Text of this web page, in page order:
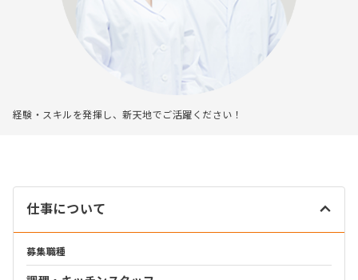
経験・スキルを発揮し、新天地でご活躍ください！
仕事について
募集職種